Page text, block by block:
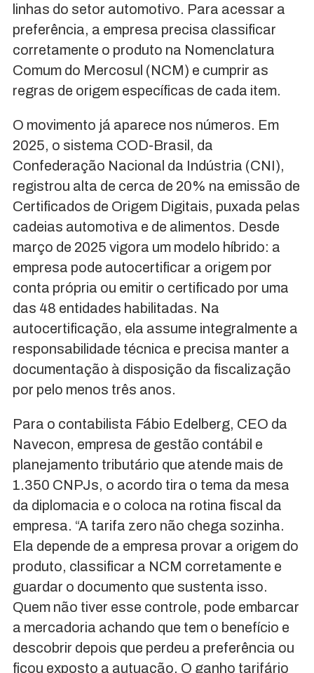
linhas do setor automotivo. Para acessar a
preferência, a empresa precisa classificar
corretamente o produto na Nomenclatura
Comum do Mercosul (NCM) e cumprir as
regras de origem específicas de cada item.
O movimento já aparece nos números. Em
2025, o sistema COD-Brasil, da
Confederação Nacional da Indústria (CNI),
registrou alta de cerca de 20% na emissão de
Certificados de Origem Digitais, puxada pelas
cadeias automotiva e de alimentos. Desde
março de 2025 vigora um modelo híbrido: a
empresa pode autocertificar a origem por
conta própria ou emitir o certificado por uma
das 48 entidades habilitadas. Na
autocertificação, ela assume integralmente a
responsabilidade técnica e precisa manter a
documentação à disposição da fiscalização
por pelo menos três anos.
Para o contabilista Fábio Edelberg, CEO da
Navecon, empresa de gestão contábil e
planejamento tributário que atende mais de
1.350 CNPJs, o acordo tira o tema da mesa
da diplomacia e o coloca na rotina fiscal da
empresa. “A tarifa zero não chega sozinha.
Ela depende de a empresa provar a origem do
produto, classificar a NCM corretamente e
guardar o documento que sustenta isso.
Quem não tiver esse controle, pode embarcar
a mercadoria achando que tem o benefício e
descobrir depois que perdeu a preferência ou
ficou exposto a autuação. O ganho tarifário